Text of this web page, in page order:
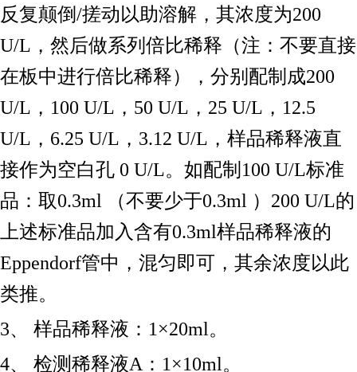
反复颠倒/搓动以助溶解，其浓度为200
U/L，然后做系列倍比稀释（注：不要直接
在板中进行倍比稀释），分别配制成200
U/L，100 U/L，50 U/L，25 U/L，12.5
U/L，6.25 U/L，3.12 U/L，样品稀释液直
接作为空白孔 0 U/L。如配制100 U/L标准
品：取0.3ml （不要少于0.3ml ）200 U/L的
上述标准品加入含有0.3ml样品稀释液的
Eppendorf管中，混匀即可，其余浓度以此
类推。
3、 样品稀释液：1×20ml。
4、 检测稀释液A：1×10ml。